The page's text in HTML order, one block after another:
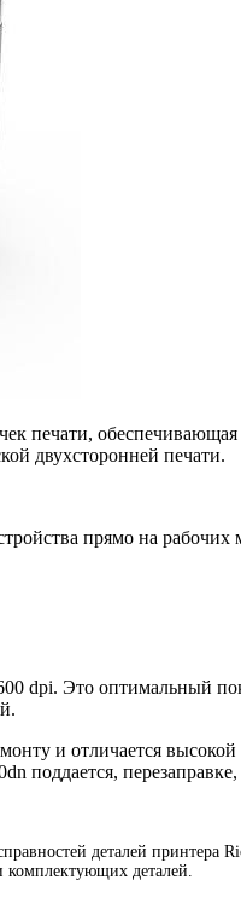
печати,
двухсторонней печати.
прямо на рабочих
dpi. Это оптимальный
и отличается
поддается,
деталей принтера
комплектующих деталей.